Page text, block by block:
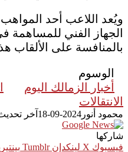
ويُعد اللاعب أحد
الجهاز الفني
بالمنافسة على الألقاب
الوسوم
أخبار الزمالك اليوم
الانتقالات
محمود أنور 2024-09-18 آخر تحديث: 2024-
شاركها
فيسبوك ‫X لينكدإن